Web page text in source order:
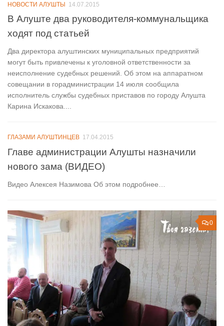
НОВОСТИ АЛУШТЫ 14.07.2015
В Алуште два руководителя-коммунальщика
ходят под статьей
Два директора алуштинских муниципальных предприятий
могут быть привлечены к уголовной ответственности за
неисполнение судебных решений. Об этом на аппаратном
совещании в горадминистрации 14 июля сообщила
исполнитель службы судебных приставов по городу Алушта
Карина Искакова....
ГЛАЗАМИ АЛУШТИНЦЕВ 17.04.2015
Главе администрации Алушты назначили
нового зама (ВИДЕО)
Видео Алексея Назимова Об этом подробнее…
0